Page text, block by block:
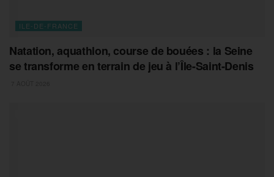
ILE-DE-FRANCE
Natation, aquathlon, course de bouées : la Seine
se transforme en terrain de jeu à l’Île-Saint-Denis